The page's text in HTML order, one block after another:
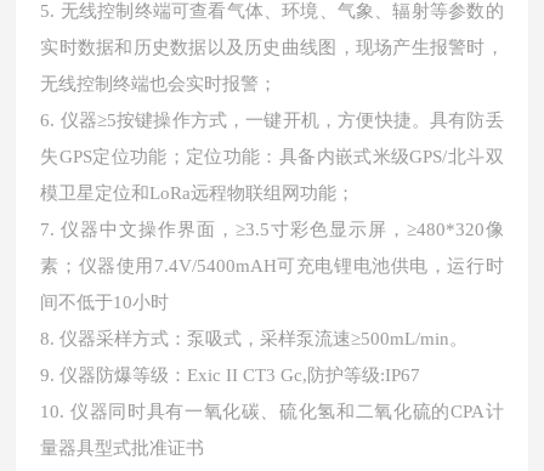
5. 无线控制终端可查看气体、环境、气象、辐射等参数的
实时数据和历史数据以及历史曲线图，现场产生报警时，
无线控制终端也会实时报警；
6. 仪器≥5按键操作方式，一键开机，方便快捷。具有防丢
失GPS定位功能；定位功能：具备内嵌式米级GPS/北斗双
模卫星定位和LoRa远程物联组网功能；
7. 仪器中文操作界面，≥3.5寸彩色显示屏，≥480*320像
素；仪器使用7.4V/5400mAH可充电锂电池供电，运行时
间不低于10小时
8. 仪器采样方式：泵吸式，采样泵流速≥500mL/min。
9. 仪器防爆等级：Exic II CT3 Gc,防护等级:IP67
10. 仪器同时具有一氧化碳、硫化氢和二氧化硫的CPA计
量器具型式批准证书